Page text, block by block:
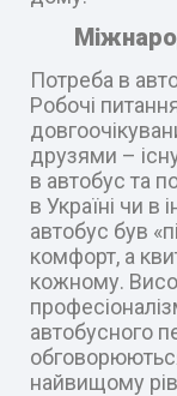
Потреба в
Робочі
друзями –
в автобус та
в Україні чи
автобус був
комфорт, а
кожному.
автобусного
найвищому